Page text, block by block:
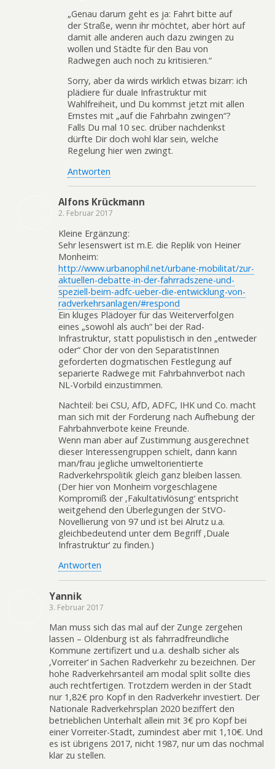
„Genau darum geht es ja: Fahrt bitte auf
der Straße, wenn ihr möchtet, aber hört auf
damit alle anderen auch dazu zwingen zu
wollen und Städte für den Bau von
Radwegen auch noch zu kritisieren.“
Sorry, aber da wirds wirklich etwas bizarr: ich
plädiere für duale Infrastruktur mit
Wahlfreiheit, und Du kommst jetzt mit allen
Ernstes mit „auf die Fahrbahn zwingen“?
Falls Du mal 10 sec. drüber nachdenkst
dürfte Dir doch wohl klar sein, welche
Regelung hier wen zwingt.
Antworten
Alfons Krückmann
2. Februar 2017
Kleine Ergänzung:
Sehr lesenswert ist m.E. die Replik von Heiner
Monheim:
http://www.urbanophil.net/urbane-mobilitat/zur-
aktuellen-debatte-in-der-fahrradszene-und-
speziell-beim-adfc-ueber-die-entwicklung-von-
radverkehrsanlagen/#respond
Ein kluges Plädoyer für das Weiterverfolgen
eines „sowohl als auch“ bei der Rad-
Infrastruktur, statt populistisch in den „entweder
oder“ Chor der von den SeparatistInnen
geforderten dogmatischen Festlegung auf
separierte Radwege mit Fahrbahnverbot nach
NL-Vorbild einzustimmen.
Nachteil: bei CSU, AfD, ADFC, IHK und Co. macht
man sich mit der Forderung nach Aufhebung der
Fahrbahnverbote keine Freunde.
Wenn man aber auf Zustimmung ausgerechnet
dieser Interessengruppen schielt, dann kann
man/frau jegliche umweltorientierte
Radverkehrspolitik gleich ganz bleiben lassen.
(Der hier von Monheim vorgeschlagene
Kompromiß der ‚Fakultativlösung‘ entspricht
weitgehend den Überlegungen der StVO-
Novellierung von 97 und ist bei Alrutz u.a.
gleichbedeutend unter dem Begriff ‚Duale
Infrastruktur‘ zu finden.)
Antworten
Yannik
3. Februar 2017
Man muss sich das mal auf der Zunge zergehen
lassen – Oldenburg ist als fahrradfreundliche
Kommune zertifizert und u.a. deshalb sicher als
‚Vorreiter‘ in Sachen Radverkehr zu bezeichnen. Der
hohe Radverkehrsanteil am modal split sollte dies
auch rechtfertigen. Trotzdem werden in der Stadt
nur 1,82€ pro Kopf in den Radverkehr investiert. Der
Nationale Radverkehrsplan 2020 beziffert den
betrieblichen Unterhalt allein mit 3€ pro Kopf bei
einer Vorreiter-Stadt, zumindest aber mit 1,10€. Und
es ist übrigens 2017, nicht 1987, nur um das nochmal
klar zu stellen.